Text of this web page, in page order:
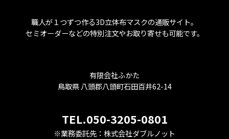
職人が１つずつ作る3D立体布マスクの通販サイト。
セミオーダーなどの特別注文やお取り寄せも可能です。
有限会社ふかた
鳥取県 八頭郡八頭町石田百井62-14
TEL.050-3205-0801
※業務委託先：株式会社ダブルノット